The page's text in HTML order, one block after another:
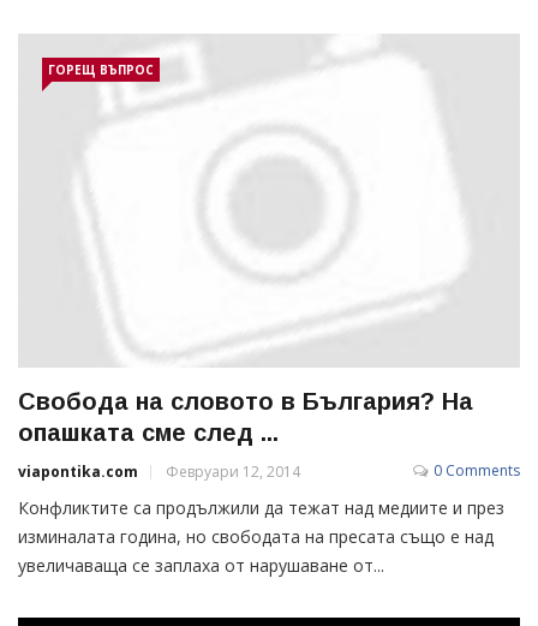
ГОРЕЩ ВЪПРОС
Свобода на словото в България? На
опашката сме след ...
viapontika.com Февруари 12, 2014 0 Comments
Конфликтите са продължили да тежат над медиите и през
изминалата година, но свободата на пресата също е над
увеличаваща се заплаха от нарушаване от...